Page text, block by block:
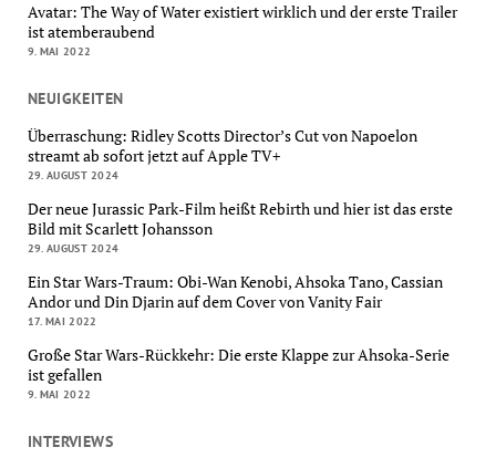
Avatar: The Way of Water existiert wirklich und der erste Trailer
ist atemberaubend
9. MAI 2022
NEUIGKEITEN
Überraschung: Ridley Scotts Director’s Cut von Napoelon
streamt ab sofort jetzt auf Apple TV+
29. AUGUST 2024
Der neue Jurassic Park-Film heißt Rebirth und hier ist das erste
Bild mit Scarlett Johansson
29. AUGUST 2024
Ein Star Wars-Traum: Obi-Wan Kenobi, Ahsoka Tano, Cassian
Andor und Din Djarin auf dem Cover von Vanity Fair
17. MAI 2022
Große Star Wars-Rückkehr: Die erste Klappe zur Ahsoka-Serie
ist gefallen
9. MAI 2022
INTERVIEWS